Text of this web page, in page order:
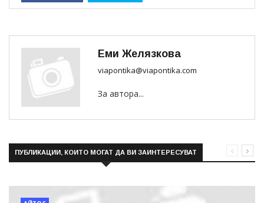
Еми Желязкова
viapontika@viapontika.com
За автора...
ПУБЛИКАЦИИ, КОИТО МОГАТ ДА ВИ ЗАИНТЕРЕСУВАТ